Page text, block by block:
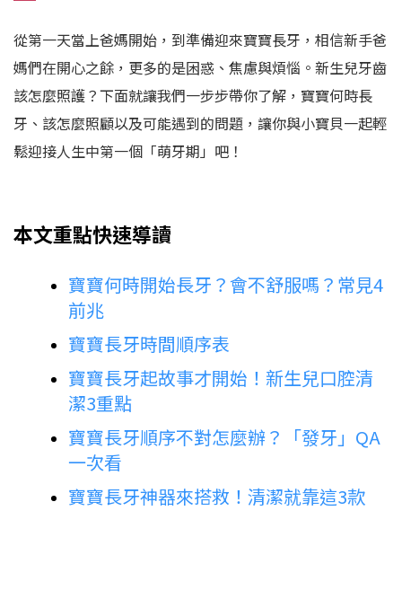
從第一天當上爸媽開始，到準備迎來寶寶長牙，相信新手爸
媽們在開心之餘，更多的是困惑、焦慮與煩惱。新生兒牙齒
該怎麼照護？下面就讓我們一步步帶你了解，寶寶何時長
牙、該怎麼照顧以及可能遇到的問題，讓你與小寶貝一起輕
鬆迎接人生中第一個「萌牙期」吧！
本文重點快速導讀
寶寶何時開始長牙？會不舒服嗎？常見4
前兆
寶寶長牙時間順序表
寶寶長牙起故事才開始！新生兒口腔清
潔3重點
寶寶長牙順序不對怎麼辦？「發牙」QA
一次看
寶寶長牙神器來搭救！清潔就靠這3款